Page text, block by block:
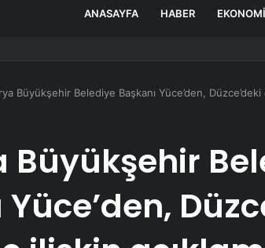
ANASAYFA HABER EKONOMI
Büyükşehir Belediye Başkanı Yüce’den,
Büyükşehir
Yüce’den,